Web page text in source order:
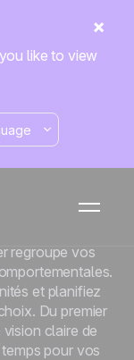
like to view
regroupe vos
et planifiez
Du premier
claire de
pour vos